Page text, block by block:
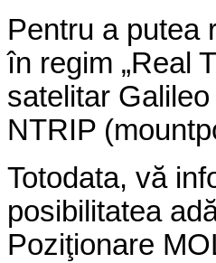
Pentru a putea
în regim „Real
satelitar
NTRIP
Totodata, vă
posibilitatea
Poziţionare